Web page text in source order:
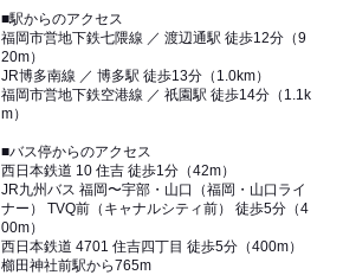
■駅からのアクセス
福岡市営地下鉄七隈線 ／ 渡辺通駅 徒歩12分（9
20m）
JR博多南線 ／ 博多駅 徒歩13分（1.0km）
福岡市営地下鉄空港線 ／ 祇園駅 徒歩14分（1.1k
m）
■バス停からのアクセス
西日本鉄道 10 住吉 徒歩1分（42m）
JR九州バス 福岡〜宇部・山口（福岡・山口ライ
ナー） TVQ前（キャナルシティ前） 徒歩5分（4
00m）
西日本鉄道 4701 住吉四丁目 徒歩5分（400m）
櫛田神社前駅から765m